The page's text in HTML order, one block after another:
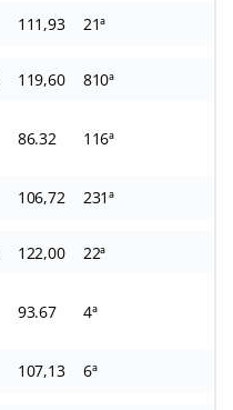
111,93 21ª
119,60 810ª
86.32 116ª
106,72 231ª
122,00 22ª
93.67 4ª
107,13 6ª